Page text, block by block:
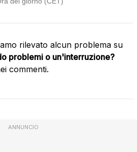
rilevato alcun problema su
problemi o un'interruzione?
commenti.
ANNUNCIO